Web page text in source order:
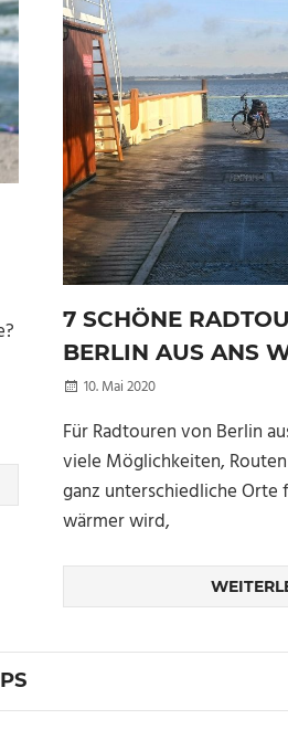
7 SCHÖNE
BERLIN AUS ANS
10. Mai 2020
Für Radtouren von Berlin
viele Möglichkeiten,
ganz unterschiedliche Orte
wärmer wird,